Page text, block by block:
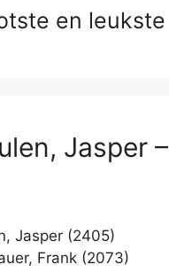
en
Jasper
Jasper (2405)
Frank (2073)